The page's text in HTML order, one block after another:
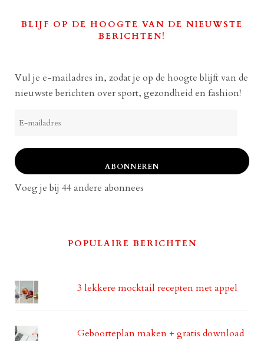
BLIJF OP DE HOOGTE VAN DE NIEUWSTE
BERICHTEN!
Vul je e-mailadres in, zodat je op de hoogte blijft van de
nieuwste berichten over sport, gezondheid en fashion!
mailadres
ABONNEREN
Voeg je bij 44 andere abonnees
POPULAIRE BERICHTEN
3 lekkere mocktail recepten met appel
Geboorteplan maken + gratis download